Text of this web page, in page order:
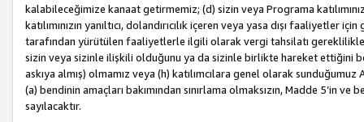
kalabileceğimize kanaat getirmemiz; (d) sizin veya Programa
katılımınızın yanıltıcı, dolandırıcılık içeren veya yasa dışı
tarafından yürütülen faaliyetlerle ilgili olarak vergi tahsilatı
sizin veya sizinle ilişkili olduğunu ya da sizinle birlikte hareket ettiğini
askıya almış) olmamız veya (h) katılımcılara genel olarak
(a) bendinin amaçları bakımından sınırlama olmaksızın, Madde 5’in
sayılacaktır.